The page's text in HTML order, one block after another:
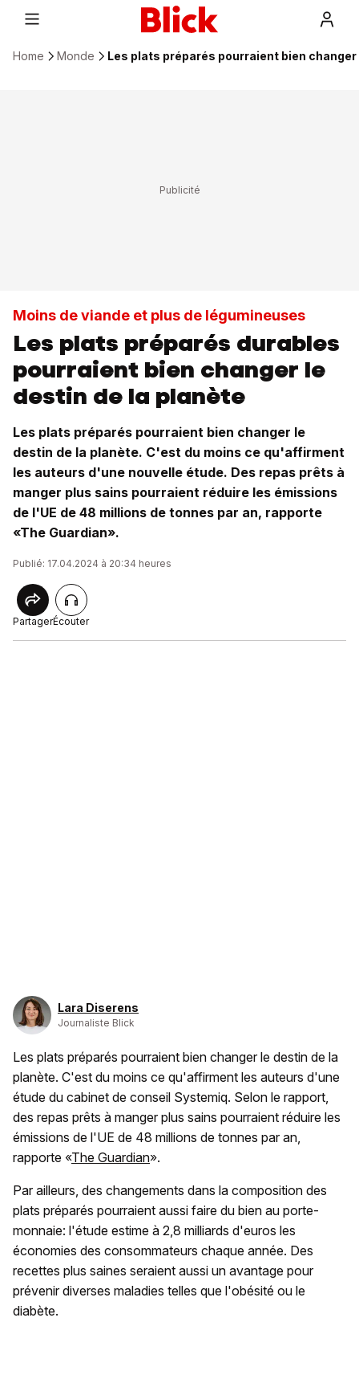
Home Monde Les plats préparés pourraient bien
Moins de viande et plus de légumineuses
Les plats préparés durables
pourraient bien changer le
destin de la planète
Les plats préparés pourraient bien changer le
destin de la planète. C'est du moins ce qu'affirment
les auteurs d'une nouvelle étude. Des repas prêts à
manger plus sains pourraient réduire les émissions
de l'UE de 48 millions de tonnes par an, rapporte
«The Guardian».
Publié: 17.04.2024 à 20:34 heures
PartagerÉcouter
Lara Diserens
Journaliste Blick
Les plats préparés pourraient bien changer le destin de la
planète. C'est du moins ce qu'affirment les auteurs d'une
étude du cabinet de conseil Systemiq. Selon le rapport,
des repas prêts à manger plus sains pourraient réduire les
émissions de l'UE de 48 millions de tonnes par an,
rapporte «The Guardian».
Par ailleurs, des changements dans la composition des
plats préparés pourraient aussi faire du bien au porte-
monnaie: l'étude estime à 2,8 milliards d'euros les
économies des consommateurs chaque année. Des
recettes plus saines seraient aussi un avantage pour
prévenir diverses maladies telles que l'obésité ou le
diabète.